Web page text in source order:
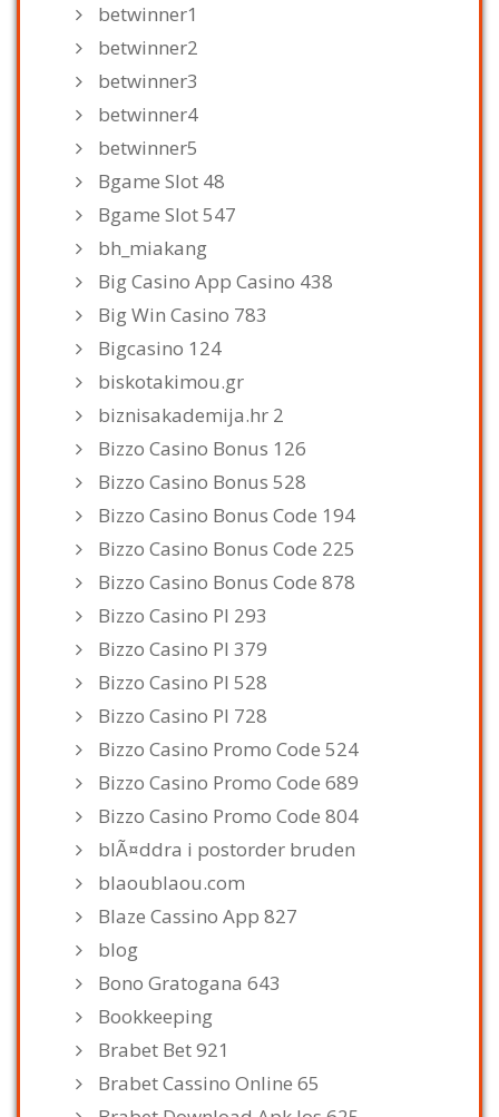
betwinner1
betwinner2
betwinner3
betwinner4
betwinner5
Bgame Slot 48
Bgame Slot 547
bh_miakang
Big Casino App Casino 438
Big Win Casino 783
Bigcasino 124
biskotakimou.gr
biznisakademija.hr 2
Bizzo Casino Bonus 126
Bizzo Casino Bonus 528
Bizzo Casino Bonus Code 194
Bizzo Casino Bonus Code 225
Bizzo Casino Bonus Code 878
Bizzo Casino Pl 293
Bizzo Casino Pl 379
Bizzo Casino Pl 528
Bizzo Casino Pl 728
Bizzo Casino Promo Code 524
Bizzo Casino Promo Code 689
Bizzo Casino Promo Code 804
blÃ¤ddra i postorder bruden
blaoublaou.com
Blaze Cassino App 827
blog
Bono Gratogana 643
Bookkeeping
Brabet Bet 921
Brabet Cassino Online 65